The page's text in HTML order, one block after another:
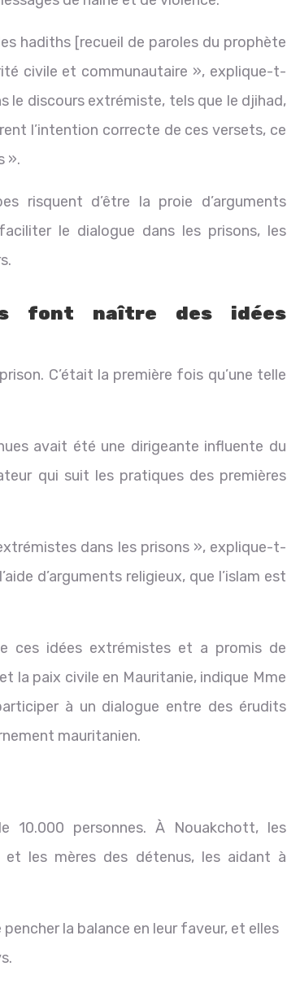
hadiths [recueil de paroles du prophète
civile et communautaire », explique-t-
le discours extrémiste, tels que le djihad,
l’intention correcte de ces versets, ce
».
risquent d’être la proie d’arguments
le dialogue dans les prisons, les
font naître des idées
C’était la première fois qu’une telle
avait été une dirigeante influente du
qui suit les pratiques des premières
dans les prisons », explique-t-
d’arguments religieux, que l’islam est
ces idées extrémistes et a promis de
la paix civile en Mauritanie, indique Mme
à un dialogue entre des érudits
mauritanien.
10.000 personnes. À Nouakchott, les
les mères des détenus, les aidant à
la balance en leur faveur, et elles